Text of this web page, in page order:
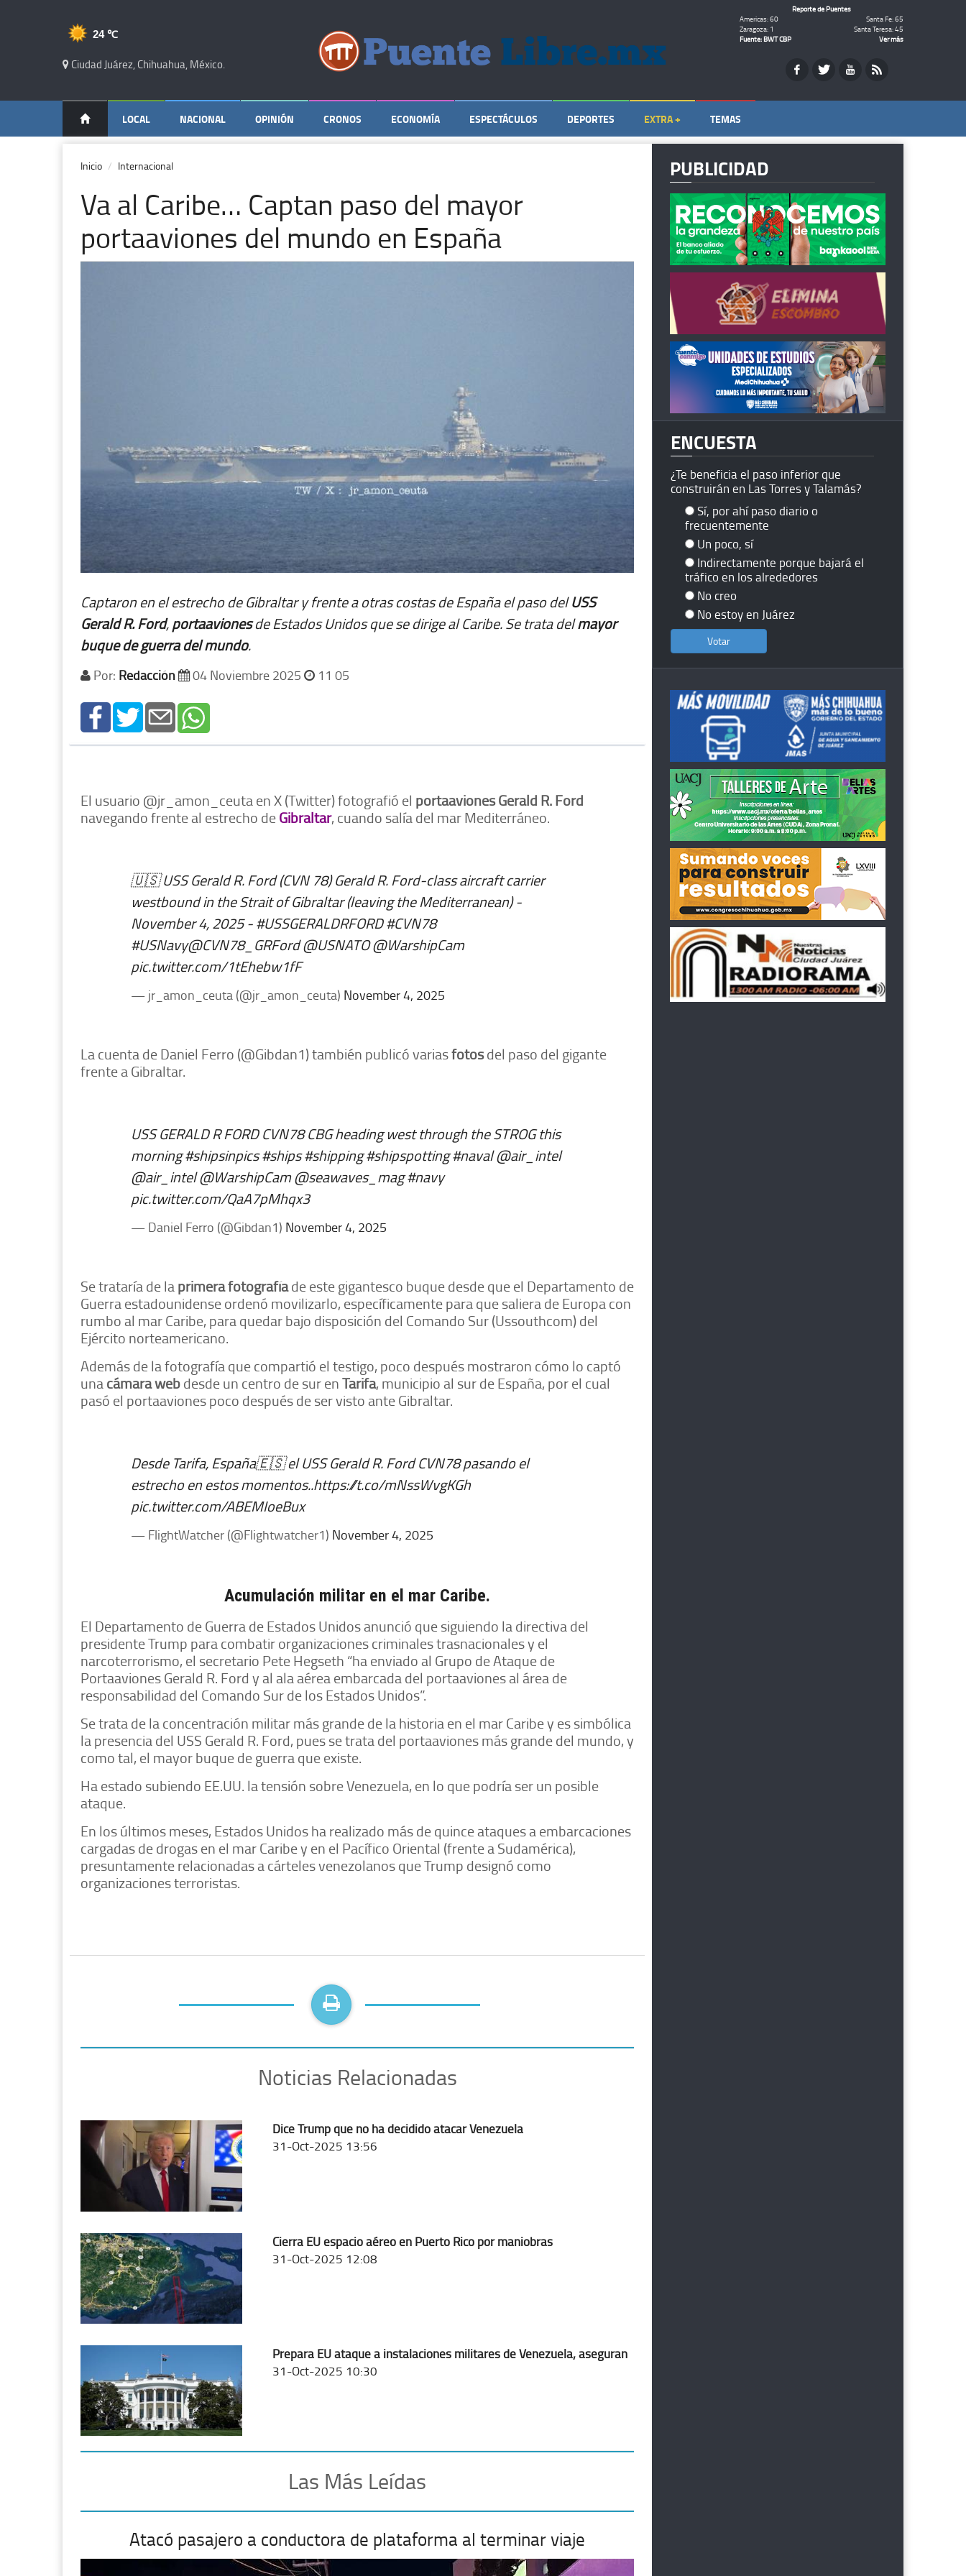
24 ℃
Ciudad Juárez, Chihuahua, México.
Reporte de Puentes
Americas: 60
Santa Fe: 65
Zaragoza: 1
Santa Teresa: 45
Fuente: BWT CBP
Ver más
LOCAL NACIONAL OPINIÓN CRONOS ECONOMÍA ESPECTÁCULOS DEPORTES EXTRA + TEMAS
Inicio Internacional
Va al Caribe… Captan paso del mayor
portaaviones del mundo en España
Captaron en el estrecho de Gibraltar y frente a otras costas de España el paso delUSS
Gerald R. Ford,portaavionesde Estados Unidos que se dirige al Caribe. Se trata delmayor
buque de guerra del mundo.
Por: Redacción 04 Noviembre 2025 11 05
El usuario @jr_amon_ceuta en X (Twitter) fotografió el portaaviones Gerald R. Ford
navegando frente al estrecho deGibraltar, cuando salía del mar Mediterráneo.
🇺🇸 USS Gerald R. Ford (CVN 78) Gerald R. Ford-class aircraft carrier
westbound in the Strait of Gibraltar (leaving the Mediterranean) -
November 4, 2025 -#USSGERALDRFORD#CVN78
#USNavy@CVN78_GRFord@USNATO@WarshipCam
pic.twitter.com/1tEhebw1fF
— jr_amon_ceuta (@jr_amon_ceuta) November 4, 2025
La cuenta de Daniel Ferro (@Gibdan1) también publicó variasfotosdel paso del gigante
frente a Gibraltar.
USS GERALD R FORD CVN78 CBG heading west through the STROG this
morning#shipsinpics#ships#shipping#shipspotting#naval@air_intel
@air_intel@WarshipCam@seawaves_mag#navy
pic.twitter.com/QaA7pMhqx3
— Daniel Ferro (@Gibdan1) November 4, 2025
Se trataría de laprimera fotografíade este gigantesco buque desde que el Departamento de
Guerra estadounidense ordenó movilizarlo, específicamente para que saliera de Europa con
rumbo al mar Caribe, para quedar bajo disposición del Comando Sur (Ussouthcom) del
Ejército norteamericano.
Además de la fotografía que compartió el testigo, poco después mostraron cómo lo captó
unacámara webdesde un centro de sur enTarifa, municipio al sur de España, por el cual
pasó el portaaviones poco después de ser visto ante Gibraltar.
Desde Tarifa, España🇪🇸 el USS Gerald R. Ford CVN78 pasando el
estrecho en estos momentos..https://t.co/mNssWvgKGh
pic.twitter.com/ABEMIoeBux
— FlightWatcher (@Flightwatcher1) November 4, 2025
Acumulación militar en el mar Caribe.
El Departamento de Guerra de Estados Unidos anunció que siguiendo la directiva del
presidente Trump para combatir organizaciones criminales trasnacionales y el
narcoterrorismo, el secretario Pete Hegseth “ha enviado al Grupo de Ataque de
Portaaviones Gerald R. Ford y al ala aérea embarcada del portaaviones al área de
responsabilidad del Comando Sur de los Estados Unidos”.
Se trata de la concentración militar más grande de la historia en el mar Caribe y es simbólica
la presencia del USS Gerald R. Ford, pues se trata del portaaviones más grande del mundo, y
como tal, el mayor buque de guerra que existe.
Ha estado subiendo EE.UU. la tensión sobre Venezuela, en lo que podría ser un posible
ataque.
En los últimos meses, Estados Unidos ha realizado más de quince ataques a embarcaciones
cargadas de drogas en el mar Caribe y en el Pacífico Oriental (frente a Sudamérica),
presuntamente relacionadas a cárteles venezolanos que Trump designó como
organizaciones terroristas.
Noticias Relacionadas
Dice Trump que no ha decidido atacar Venezuela
31-Oct-2025 13:56
Cierra EU espacio aéreo en Puerto Rico por maniobras
31-Oct-2025 12:08
Prepara EU ataque a instalaciones militares de Venezuela, aseguran
31-Oct-2025 10:30
Las Más Leídas
Atacó pasajero a conductora de plataforma al terminar viaje
PUBLICIDAD
ENCUESTA
¿Te beneficia el paso inferior que
construirán en Las Torres y Talamás?
Sí, por ahí paso diario o
frecuentemente
Un poco, sí
Indirectamente porque bajará el
tráfico en los alrededores
No creo
No estoy en Juárez